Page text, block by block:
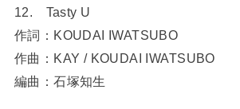
12. Tasty U
作詞：KOUDAI IWATSUBO
作曲：KAY / KOUDAI IWATSUBO
編曲：石塚知生